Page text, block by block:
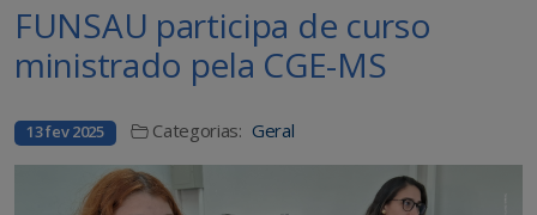
FUNSAU participa de curso
ministrado pela CGE-MS
13 fev 2025 Categorias: Geral